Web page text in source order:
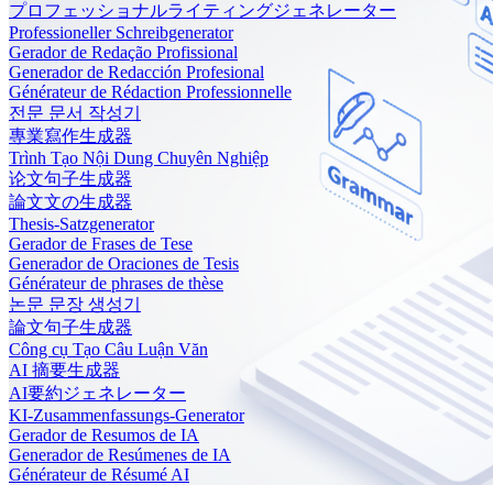
プロフェッショナルライティングジェネレーター
Professioneller Schreibgenerator
Gerador de Redação Profissional
Generador de Redacción Profesional
Générateur de Rédaction Professionnelle
전문 문서 작성기
專業寫作生成器
Trình Tạo Nội Dung Chuyên Nghiệp
论文句子生成器
論文文の生成器
Thesis-Satzgenerator
Gerador de Frases de Tese
Generador de Oraciones de Tesis
Générateur de phrases de thèse
논문 문장 생성기
論文句子生成器
Công cụ Tạo Câu Luận Văn
AI 摘要生成器
AI要約ジェネレーター
KI-Zusammenfassungs-Generator
Gerador de Resumos de IA
Generador de Resúmenes de IA
Générateur de Résumé AI